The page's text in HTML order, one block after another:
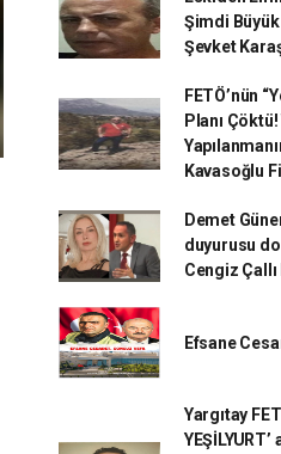
Şimdi Büyük
Şevket
FETÖ’nün
Planı
Kavasoğlu
Demet
duyurusu
Cengiz
Efsane
Yargıtay